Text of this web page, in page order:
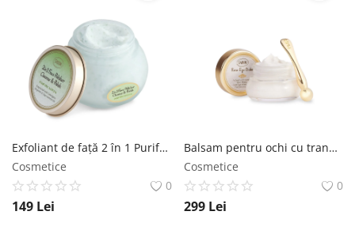
Exfoliant de faţă 2 în 1 Purifying Matcha SABON
Cosmetice
0
149 Lei
Balsam pentru ochi cu trandafir SABON
Cosmetice
0
299 Lei